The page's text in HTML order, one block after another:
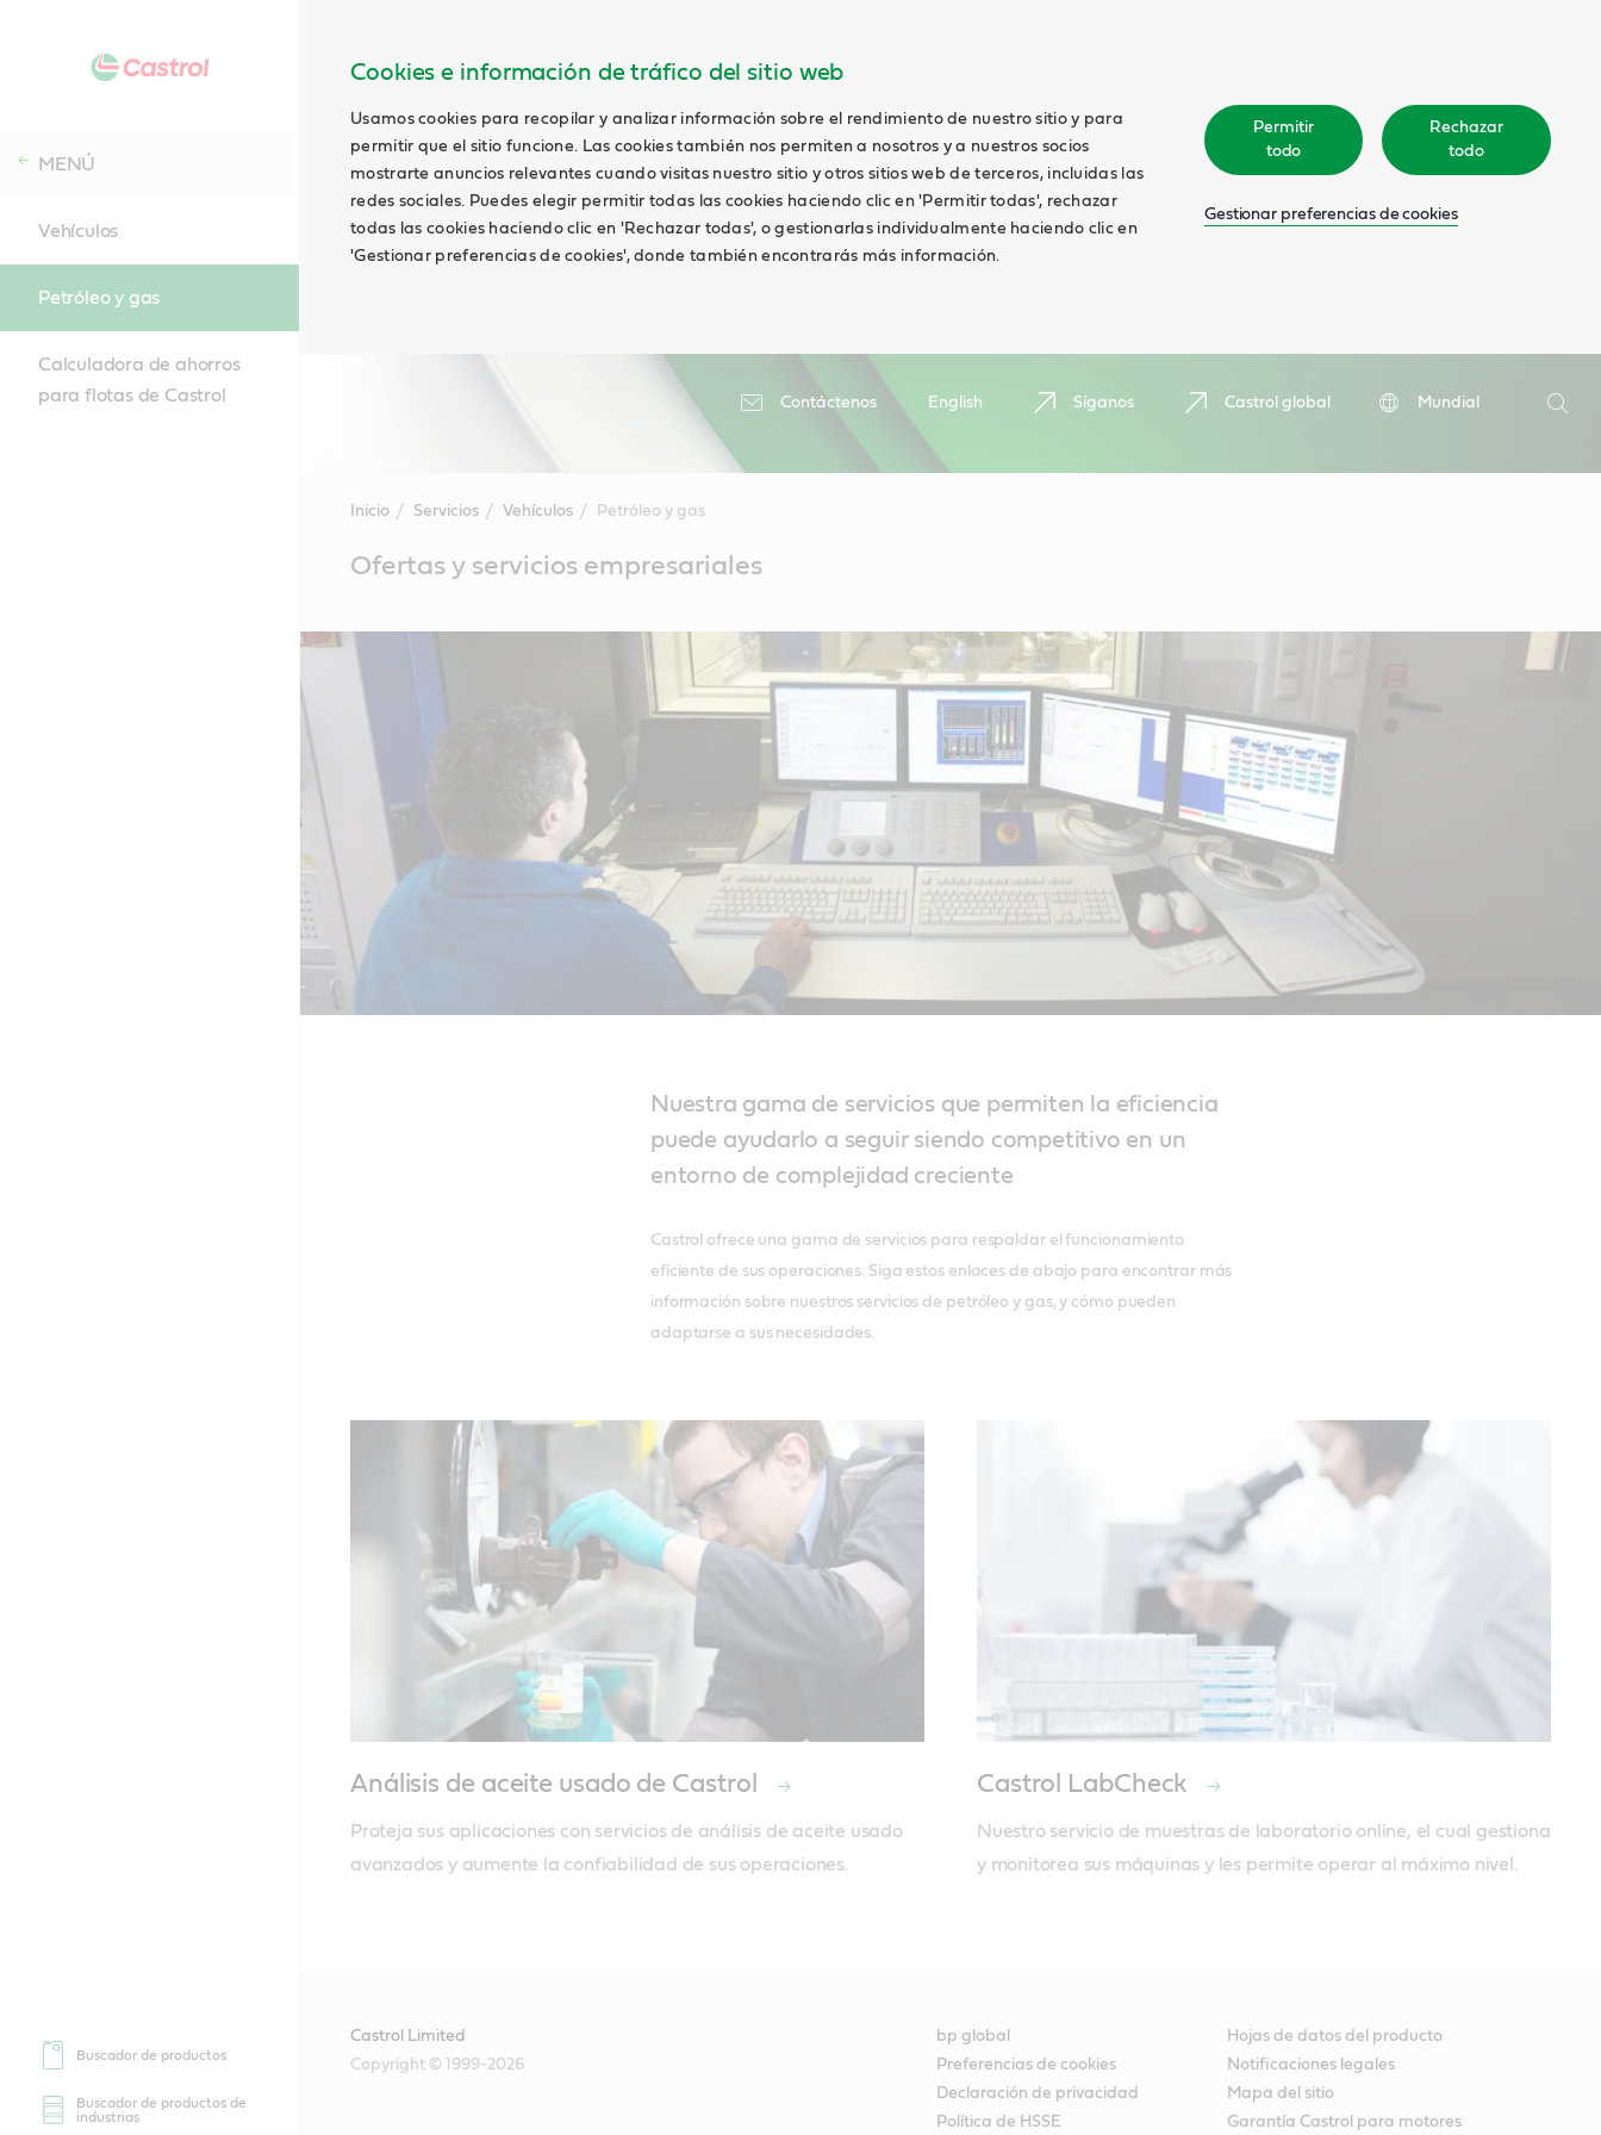
Cookies e información de tráfico del sitio web
Usamos cookies para recopilar y analizar información sobre el rendimiento de nuestro sitio y para
permitir que el sitio funcione. Las cookies también nos permiten a nosotros y a nuestros socios
mostrarte anuncios relevantes cuando visitas nuestro sitio y otros sitios web de terceros, incluidas las
redes sociales. Puedes elegir permitir todas las cookies haciendo clic en 'Permitir todas', rechazar
todas las cookies haciendo clic en 'Rechazar todas', o gestionarlas individualmente haciendo clic en
'Gestionar preferencias de cookies', donde también encontrarás más información.
Permitir
todo
Rechazar
todo
Gestionar preferencias de cookies
Contáctenos English Síganos Castrol global
Mundial
Search
MENÚ
Vehículos
Petróleo y gas
Calculadora de ahorros
para flotas de Castrol
Buscador de productos
Buscador de productos de
industrias
Inicio Servicios Vehículos Petróleo y gas
ContentOfertas y servicios empresariales
Nuestra gama de servicios que permiten la eficiencia
puede ayudarlo a seguir siendo competitivo en un
entorno de complejidad creciente
Castrol ofrece una gama de servicios para respaldar el funcionamiento
eficiente de sus operaciones. Siga estos enlaces de abajo para encontrar más
información sobre nuestros servicios de petróleo y gas, y cómo pueden
adaptarse a sus necesidades.
Análisis de aceite usado de Castrol
Proteja sus aplicaciones con servicios de análisis de aceite usado
avanzados y aumente la confiabilidad de sus operaciones.
Castrol LabCheck
Nuestro servicio de muestras de laboratorio online, el cual gestiona
y monitorea sus máquinas y les permite operar al máximo nivel.
Castrol Limited
Copyright © 1999-2026
bp global
Hojas de datos del producto
Preferencias de cookies
Notificaciones legales
Declaración de privacidad
Mapa del sitio
Política de HSSE
Garantía Castrol para motores